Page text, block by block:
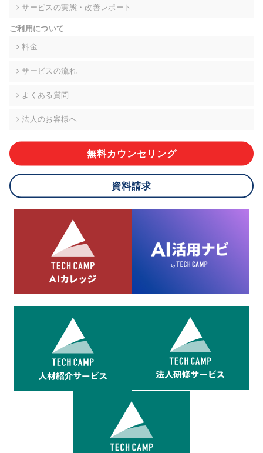
的な期間内に対応いたします。ただし、申請が本人確認が不可
により、ご希望に添えない場合があります。 なお、アクセスロ
グなどの個人情報以外の情報については、原則として開示等は
株式会社div 個人情報問合せ窓口
メールアドレス:privacy_policy@di-v.co.jp
ご本人様が当社に個人情報を提供されるかどうかは任意による
応ができない場合があります。
8.cookieにより取得・分析した情報とその利用について
当社は第三者が運営するデータ・マネジメント・プラットフォ
ームからcookieにより収集されたウェブの閲覧機歴及びその分
析結果を取得し、これをお客様の個人データと結びつけた上
で、広告配信等の目的で利用いたします。
サービスの実態・改善レポート
ご利用について
料金
サービスの流れ
よくある質問
法人のお客様へ
無料カウンセリング
資料請求